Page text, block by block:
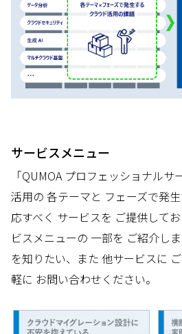
サービスメニュー
「QUMOA プロフェッショナル
活用の 各テーマと フェーズで発
応すべく サービスを ご提供して
ビスメニューの 一部を ご紹介し
を知りたい、また 他サービスに
軽に お問い合わせください。